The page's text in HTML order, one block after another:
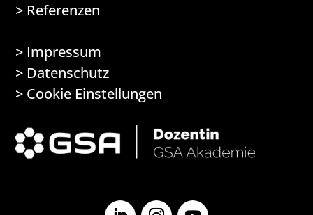
> Referenzen
> Impressum
> Datenschutz
> Cookie Einstellungen